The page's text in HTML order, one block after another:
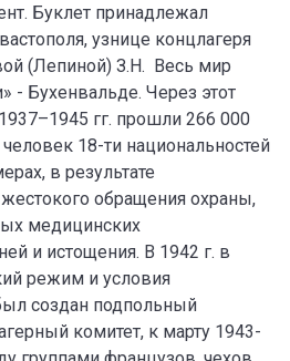
Буклет принадлежал
узнице концлагеря
(Лепиной) З.Н. Весь мир
- Бухенвальде. Через этот
гг. прошли 266 000
18-ти национальностей
в результате
жестокого обращения охраны,
медицинских
и истощения. В 1942 г. в
режим и условия
создан подпольный
комитет, к марту 1943-